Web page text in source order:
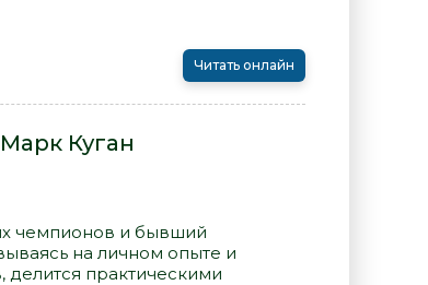
Читать онлайн
Куган
чемпионов и бывший
на личном опыте и
делится практическими